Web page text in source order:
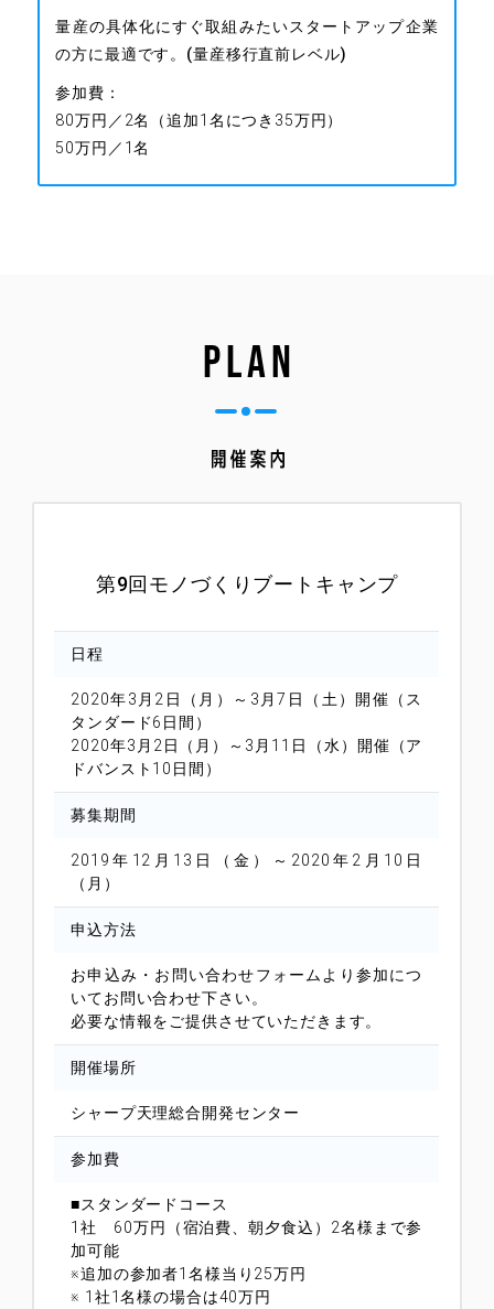
量産の具体化にすぐ取組みたいスタートアップ企業
の方に最適です。(量産移行直前レベル)
参加費：
80万円／2名（追加1名につき35万円）
50万円／1名
PLAN
第9回モノづくりブートキャンプ
日程
2020年3月2日（月）～3月7日（土）開催（ス
タンダード6日間）
2020年3月2日（月）～3月11日（水）開催（ア
ドバンスト10日間）
募集期間
2019年12月13日（金）～2020年2月10日
（月）
申込方法
お申込み・お問い合わせフォームより参加につ
いてお問い合わせ下さい。
必要な情報をご提供させていただきます。
開催場所
シャープ天理総合開発センター
参加費
■スタンダードコース
1社 60万円（宿泊費、朝夕食込）2名様まで参
加可能
※追加の参加者1名様当り25万円
※ 1社1名様の場合は40万円